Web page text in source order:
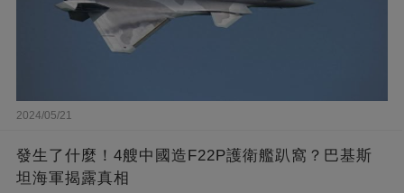
2024/05/21
發生了什麼！4艘中國造F22P護衛艦趴窩？巴基斯
坦海軍揭露真相